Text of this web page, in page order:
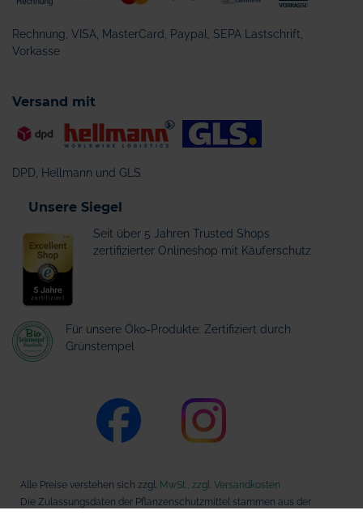
Rechnung, VISA, MasterCard, Paypal, SEPA Lastschrift,
Vorkasse
Versand mit
DPD, Hellmann und GLS
Unsere Siegel
Seit über 5 Jahren Trusted Shops
zertifizierter Onlineshop mit Käuferschutz
Für unsere Öko-Produkte: Zertifiziert durch
Grünstempel
Alle Preise verstehen sich zzgl. MwSt., zzgl. Versandkosten
Die Zulassungsdaten der Pflanzenschutzmittel stammen aus der